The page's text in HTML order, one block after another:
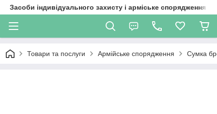
Засоби індивідуального захисту і арміське спорядження
Товари та послуги Армійське спорядження Сумка